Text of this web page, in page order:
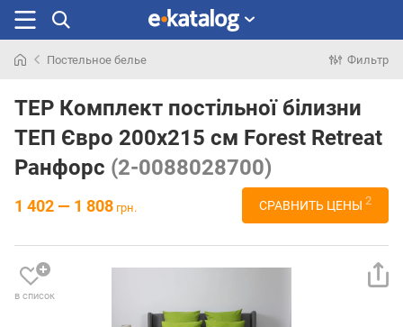
раньше
Постельное белье Фильтр
TEP Комплект постільної білизни
ТЕП Євро 200x215 см Forest Retreat
Ранфорс (2-0088028700)
1 402 — 1 808 грн. СРАВНИТЬ ЦЕНЫ 2
в список